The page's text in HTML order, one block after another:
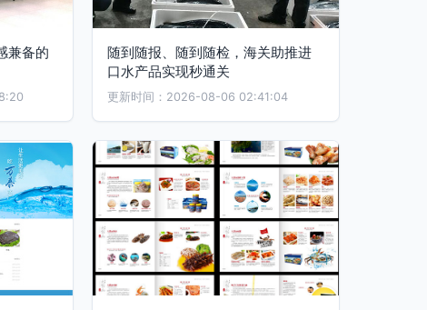
兼备的
随到随报、随到随检，海关助推进
口水产品实现秒通关
更新时间：2026-08-06 02:41:04